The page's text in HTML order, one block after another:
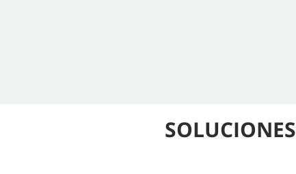
SOLUCIONES